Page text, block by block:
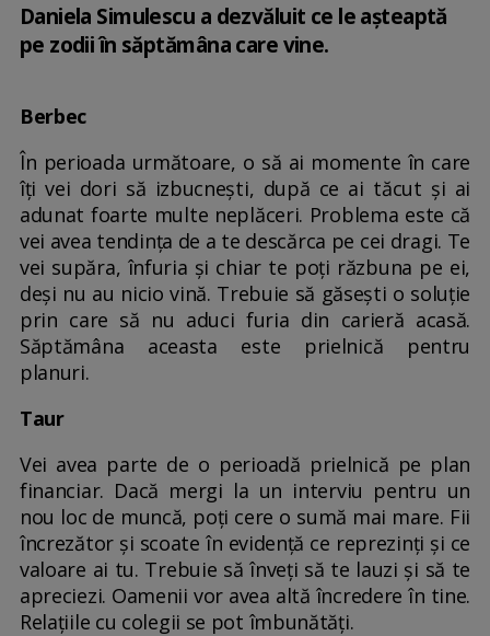
Daniela Simulescu a dezvăluit ce le așteaptă
pe zodii în săptămâna care vine.
Berbec
În perioada următoare, o să ai momente în care
îți vei dori să izbucnești, după ce ai tăcut și ai
adunat foarte multe neplăceri. Problema este că
vei avea tendința de a te descărca pe cei dragi. Te
vei supăra, înfuria și chiar te poți răzbuna pe ei,
deși nu au nicio vină. Trebuie să găsești o soluție
prin care să nu aduci furia din carieră acasă.
Săptămâna aceasta este prielnică pentru
planuri.
Taur
Vei avea parte de o perioadă prielnică pe plan
financiar. Dacă mergi la un interviu pentru un
nou loc de muncă, poți cere o sumă mai mare. Fii
încrezător și scoate în evidență ce reprezinți și ce
valoare ai tu. Trebuie să înveți să te lauzi și să te
apreciezi. Oamenii vor avea altă încredere în tine.
Relațiile cu colegii se pot îmbunătăți.